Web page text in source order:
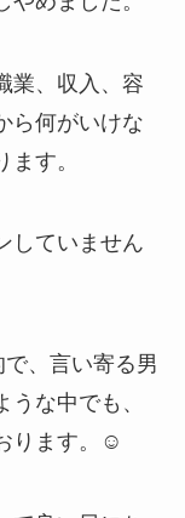
業、収入、容
ら何がいけな
す。
していません
、言い寄る男
な中でも、
ります。☺️